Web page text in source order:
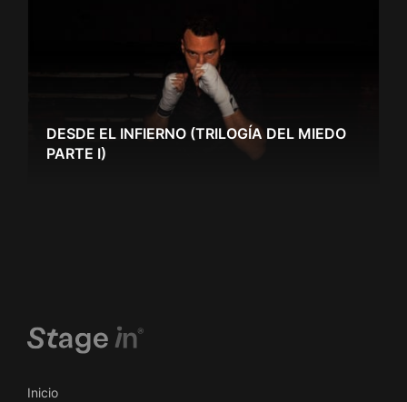
DESDE EL INFIERNO (TRILOGÍA DEL MIEDO
PARTE I)
Inicio